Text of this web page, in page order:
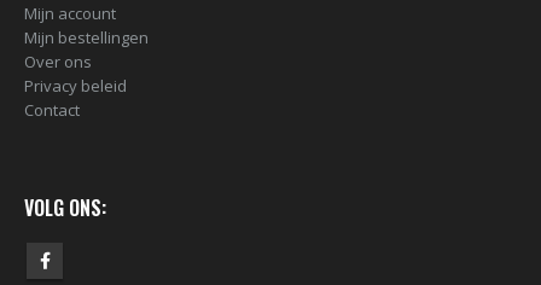
Mijn account
Mijn bestellingen
Over ons
Privacy beleid
Contact
VOLG ONS: